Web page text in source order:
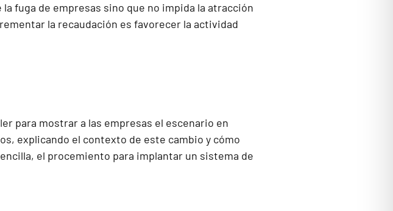
fuga de empresas sino que no impida la atracción
la recaudación es favorecer la actividad
para mostrar a las empresas el escenario en
explicando el contexto de este cambio y cómo
el procemiento para implantar un sistema de